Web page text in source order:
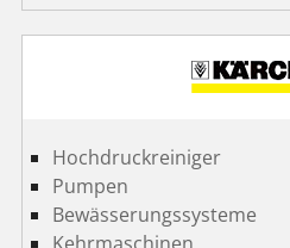
Hochdruckreiniger
Pumpen
Bewässerungssysteme